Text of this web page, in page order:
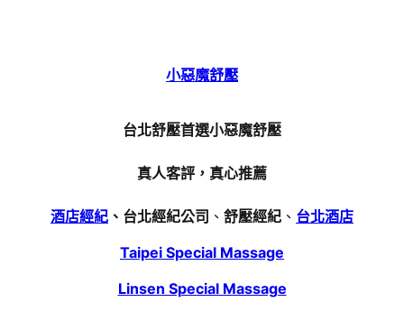
小惡魔舒壓
台北舒壓首選小惡魔舒壓
真人客評，真心推薦
酒店經紀 、台北經紀公司 、 舒壓經紀 、 台北酒店
Taipei Special Massage
Linsen Special Massage